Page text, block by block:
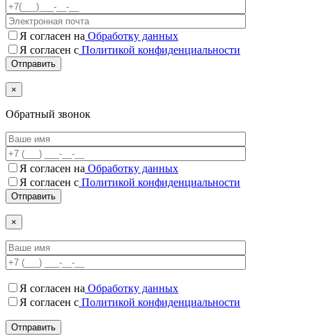
Я согласен на Обработку данных
Я согласен с Политикой конфиденциальности
×
Обратный звонок
Я согласен на Обработку данных
Я согласен c Политикой конфиденциальности
×
Я согласен на Обработку данных
Я согласен c Политикой конфиденциальности